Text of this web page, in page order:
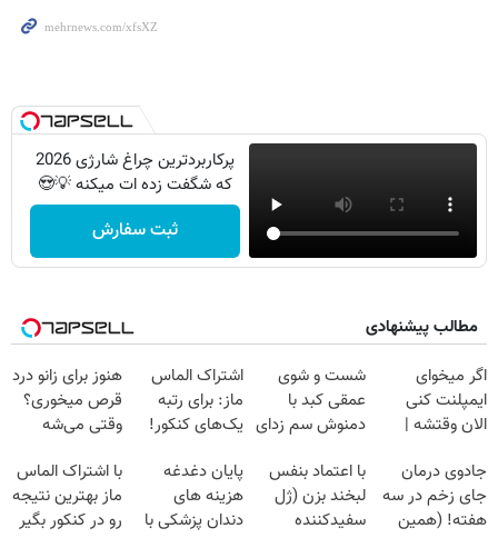
پرکاربردترین چراغ شارژی 2026
که شگفت زده ات میکنه 💡😍
ثبت سفارش
مطالب پیشنهادی
Image failed to
load
اگر میخوای
ایمپلنت کنی
الان وقتشه |
میلیون تومان!!!
Image failed to
شست و شوی
عمقی کبد با
دمنوش سم زدای
Image failed to
اشتراک الماس
ماز: برای رتبه
یک‌های کنکور!
Image failed to
هنوز برای زانو درد
قرص میخوری؟
وقتی می‌شه
درمانش کرد؟؟؟؟
Image failed to
جادوی درمان
جای زخم در سه
هفته! (همین
Image failed to
با اعتماد بنفس
لبخند بزن (ژل
سفیدکننده
Image failed to
پایان دغدغه
هزینه های
دندان پزشکی با
Image failed to
با اشتراک الماس
ماز بهترین نتیجه
رو در کنکور بگیر